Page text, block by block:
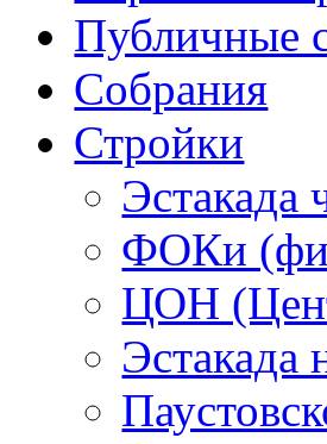
Публичные
Собрания
Стройки
Эстакада
ФОКи
ЦОН
Эстакада